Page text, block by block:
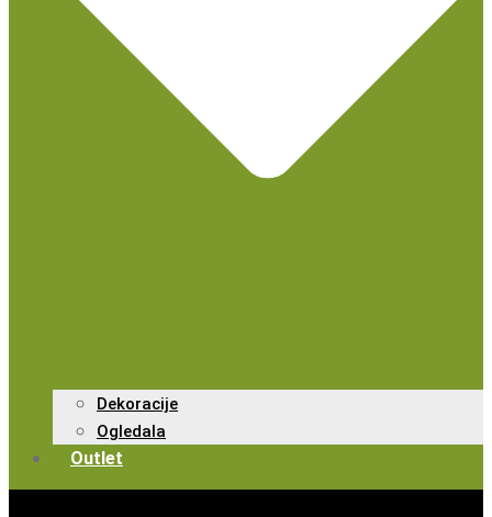
Dekoracije
Ogledala
Outlet